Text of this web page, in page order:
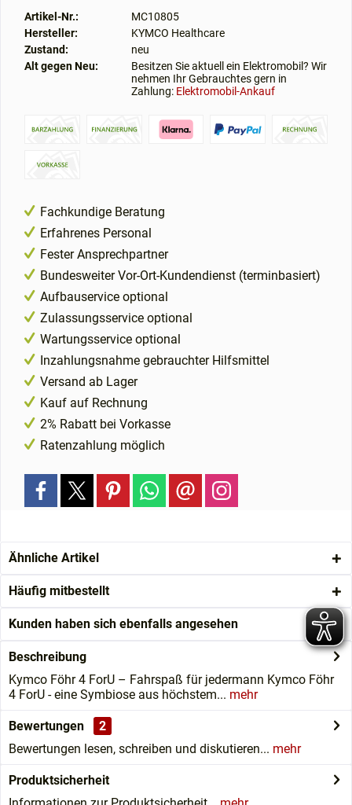
Artikel-Nr.:
MC10805
Hersteller:
KYMCO Healthcare
Zustand:
neu
Alt gegen Neu:
Besitzen Sie aktuell ein Elektromobil? Wir
nehmen Ihr Gebrauchtes gern in
Zahlung: Elektromobil-Ankauf
Fachkundige Beratung
Erfahrenes Personal
Fester Ansprechpartner
Bundesweiter Vor-Ort-Kundendienst (terminbasiert)
Aufbauservice optional
Zulassungsservice optional
Wartungsservice optional
Inzahlungsnahme gebrauchter Hilfsmittel
Versand ab Lager
Kauf auf Rechnung
2% Rabatt bei Vorkasse
Ratenzahlung möglich
Ähnliche Artikel
Häufig mitbestellt
Kunden haben sich ebenfalls angesehen
Beschreibung
Kymco Föhr 4 ForU – Fahrspaß für jedermann Kymco Föhr
4 ForU - eine Symbiose aus höchstem... mehr
Bewertungen
2
Bewertungen lesen, schreiben und diskutieren... mehr
Produktsicherheit